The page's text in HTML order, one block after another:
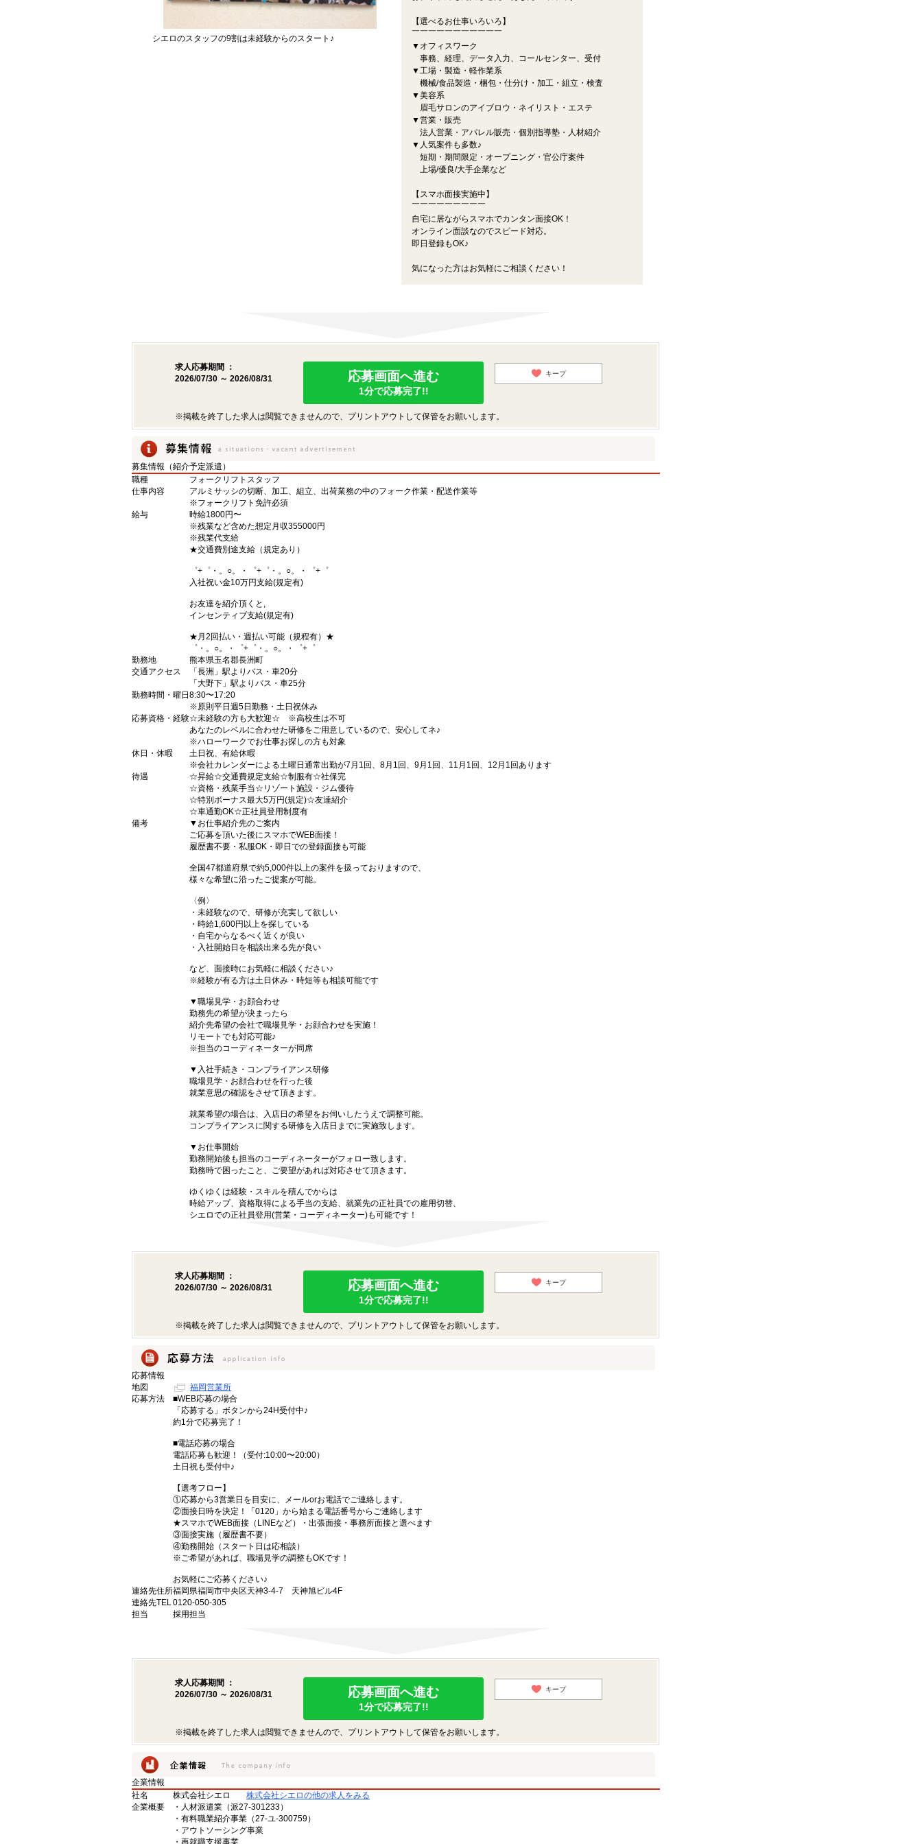
シエロのスタッフの9割は未経験からのスタート♪
【選べるお仕事いろいろ】
￣￣￣￣￣￣￣￣￣￣￣
▼オフィスワーク
事務、経理、データ入力、コールセンター、受付
▼工場・製造・軽作業系
機械/食品製造・梱包・仕分け・加工・組立・検査
▼美容系
眉毛サロンのアイブロウ・ネイリスト・エステ
▼営業・販売
法人営業・アパレル販売・個別指導塾・人材紹介
▼人気案件も多数♪
短期・期間限定・オープニング・官公庁案件
上場/優良/大手企業など
【スマホ面接実施中】
￣￣￣￣￣￣￣￣￣
自宅に居ながらスマホでカンタン面接OK！
オンライン面談なのでスピード対応。
即日登録もOK♪
気になった方はお気軽にご相談ください！
求人応募期間 ：
2026/07/30 ～ 2026/08/31
応募画面へ進む
1分で応募完了!!
キープ
※掲載を終了した求人は閲覧できませんので、プリントアウトして保管をお願いします。
募集情報（紹介予定派遣）
職種
フォークリフトスタッフ
仕事内容
アルミサッシの切断、加工、組立、出荷業務の中のフォーク作業・配送作業等
※フォークリフト免許必須
給与
時給1800円〜
※残業など含めた想定月収355000円
※残業代支給
★交通費別途支給（規定あり）
゜+゜・。○。・゜+゜・。○。・゜+゜
入社祝い金10万円支給(規定有)
お友達を紹介頂くと,
インセンティブ支給(規定有)
★月2回払い・週払い可能（規程有）★
゜・。○。・゜+゜・。○。・゜+゜
勤務地
熊本県玉名郡長洲町
交通アクセス
「長洲」駅よりバス・車20分
「大野下」駅よりバス・車25分
勤務時間・曜日 8:30〜17:20
※原則平日週5日勤務・土日祝休み
応募資格・経験☆未経験の方も大歓迎☆ ※高校生は不可
あなたのレベルに合わせた研修をご用意しているので、安心してネ♪
※ハローワークでお仕事お探しの方も対象
休日・休暇
土日祝、有給休暇
※会社カレンダーによる土曜日通常出勤が7月1回、8月1回、9月1回、11月1回、12月1回あります
待遇
☆昇給☆交通費規定支給☆制服有☆社保完
☆資格・残業手当☆リゾート施設・ジム優待
☆特別ボーナス最大5万円(規定)☆友達紹介
☆車通勤OK☆正社員登用制度有
備考
▼お仕事紹介先のご案内
ご応募を頂いた後にスマホでWEB面接！
履歴書不要・私服OK・即日での登録面接も可能
全国47都道府県で約5,000件以上の案件を扱っておりますので、
様々な希望に沿ったご提案が可能。
〈例〉
・未経験なので、研修が充実して欲しい
・時給1,600円以上を探している
・自宅からなるべく近くが良い
・入社開始日を相談出来る先が良い
など、面接時にお気軽に相談ください♪
※経験が有る方は土日休み・時短等も相談可能です
▼職場見学・お顔合わせ
勤務先の希望が決まったら
紹介先希望の会社で職場見学・お顔合わせを実施！
リモートでも対応可能♪
※担当のコーディネーターが同席
▼入社手続き・コンプライアンス研修
職場見学・お顔合わせを行った後
就業意思の確認をさせて頂きます。
就業希望の場合は、入店日の希望をお伺いしたうえで調整可能。
コンプライアンスに関する研修を入店日までに実施致します。
▼お仕事開始
勤務開始後も担当のコーディネーターがフォロー致します。
勤務時で困ったこと、ご要望があれば対応させて頂きます。
ゆくゆくは経験・スキルを積んでからは
時給アップ、資格取得による手当の支給、就業先の正社員での雇用切替、
シエロでの正社員登用(営業・コーディネーター)も可能です！
求人応募期間 ：
2026/07/30 ～ 2026/08/31
応募画面へ進む
1分で応募完了!!
キープ
※掲載を終了した求人は閲覧できませんので、プリントアウトして保管をお願いします。
応募情報
地図
福岡営業所
応募方法
■WEB応募の場合
「応募する」ボタンから24H受付中♪
約1分で応募完了！
■電話応募の場合
電話応募も歓迎！（受付:10:00〜20:00）
土日祝も受付中♪
【選考フロー】
①応募から3営業日を目安に、メールorお電話でご連絡します。
②面接日時を決定！「0120」から始まる電話番号からご連絡します
★スマホでWEB面接（LINEなど）・出張面接・事務所面接と選べます
③面接実施（履歴書不要）
④勤務開始（スタート日は応相談）
※ご希望があれば、職場見学の調整もOKです！
お気軽にご応募ください♪
連絡先住所福岡県福岡市中央区天神3-4-7 天神旭ビル4F
連絡先TEL0120-050-305
担当
採用担当
求人応募期間 ：
2026/07/30 ～ 2026/08/31
応募画面へ進む
1分で応募完了!!
キープ
※掲載を終了した求人は閲覧できませんので、プリントアウトして保管をお願いします。
企業情報
社名
株式会社シエロ
株式会社シエロの他の求人をみる
企業概要
・人材派遣業（派27-301233）
・有料職業紹介事業（27-ユ-300759）
・アウトソーシング事業
・再就職支援事業